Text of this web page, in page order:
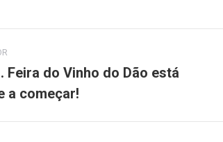
Feira do Vinho do Dão está
a começar!